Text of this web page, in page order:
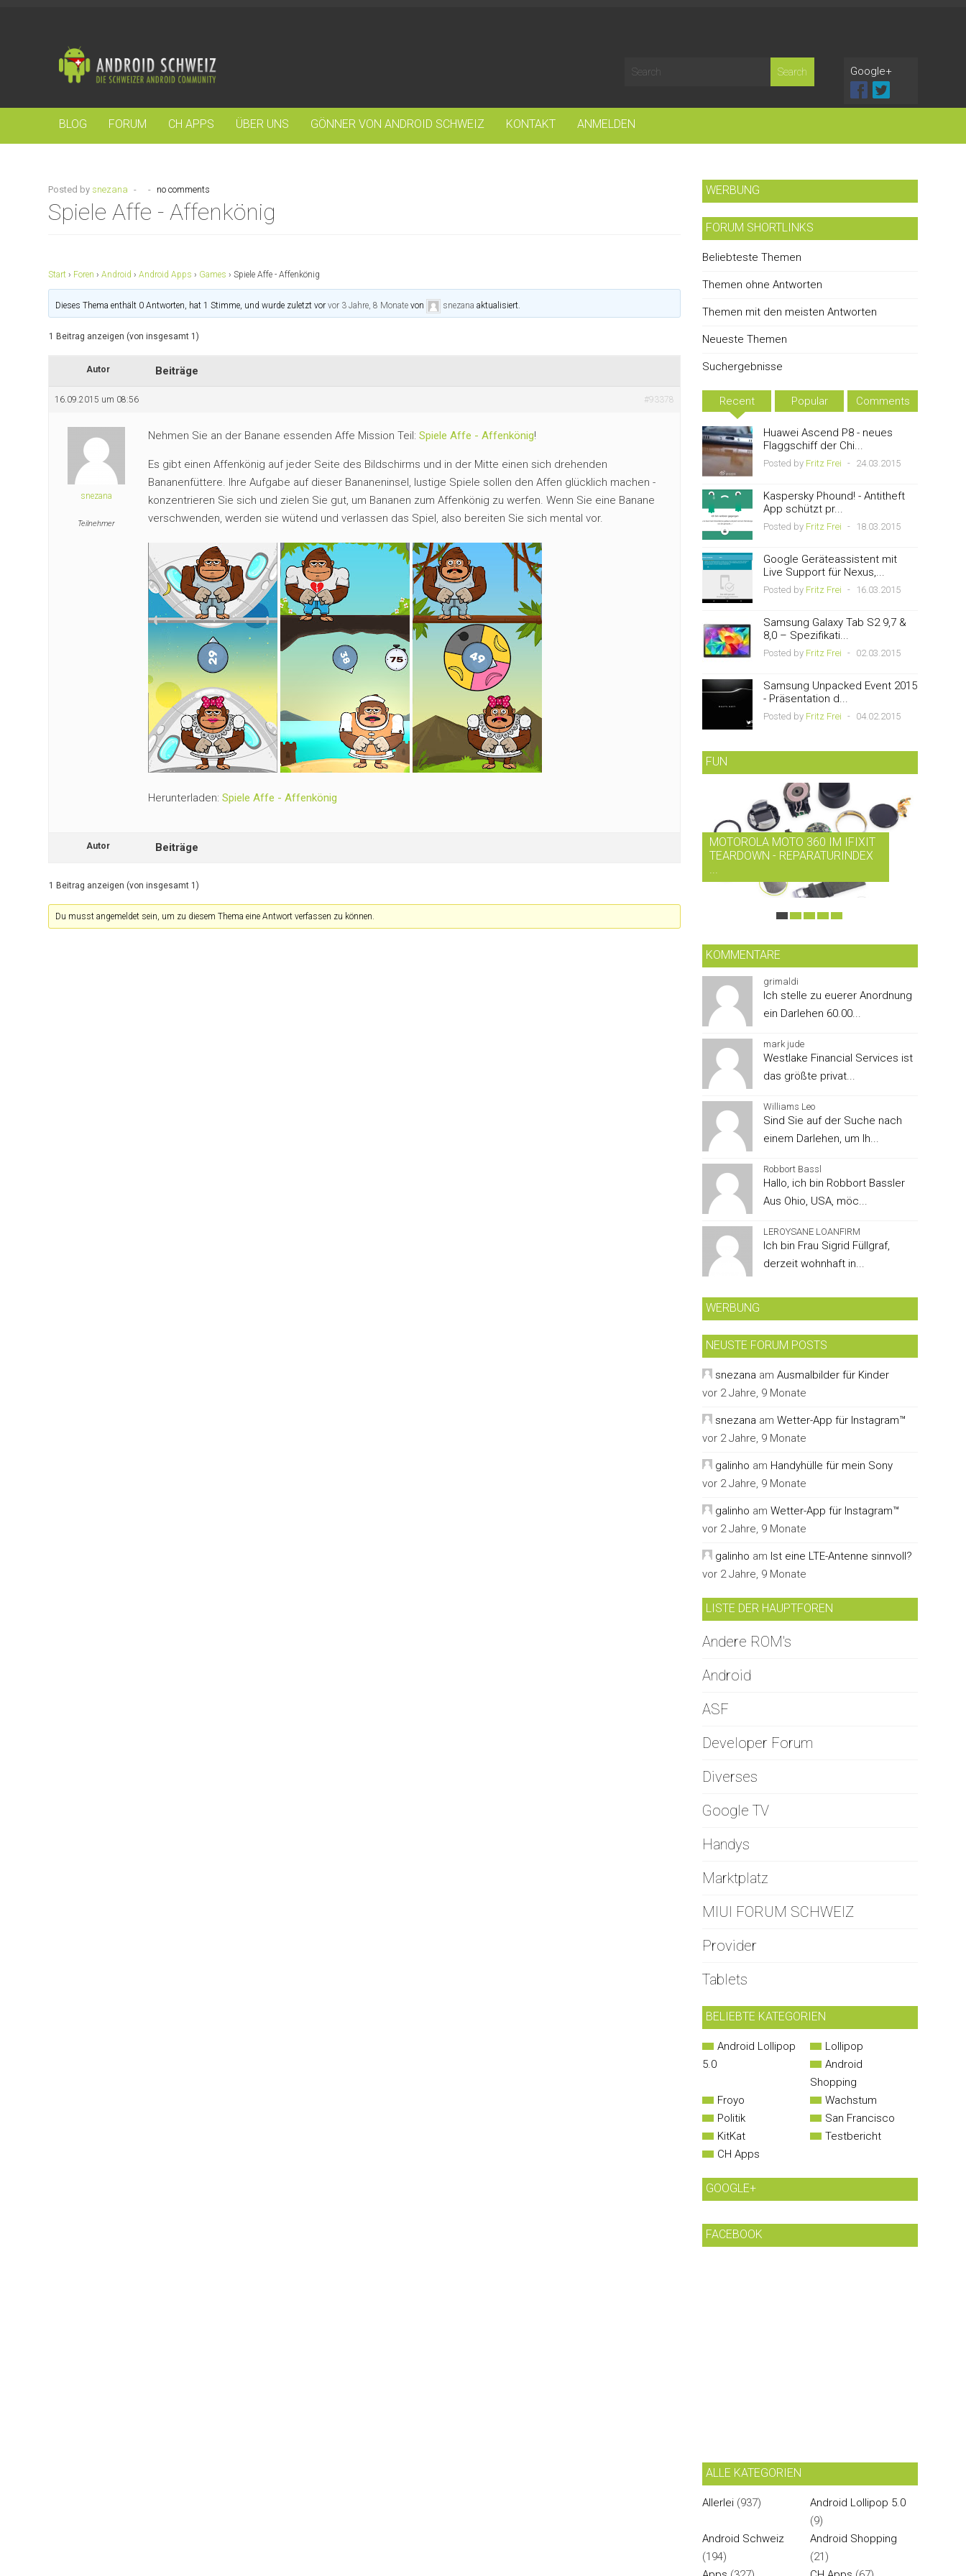
Google+
BLOG FORUM CH APPS ÜBER UNS GÖNNER VON ANDROID SCHWEIZ KONTAKT ANMELDEN
Posted by snezana - - no comments
Spiele Affe - Affenkönig
Start › Foren › Android › Android Apps › Games › Spiele Affe - Affenkönig
Dieses Thema enthält 0 Antworten, hat 1 Stimme, und wurde zuletzt vorvor 3 Jahre, 8 Monate von snezana aktualisiert.
1 Beitrag anzeigen (von insgesamt 1)
Autor Beiträge
16.09.2015 um 08:56 #93378
snezana
Teilnehmer
Nehmen Sie an der Banane essenden Affe Mission Teil: Spiele Affe - Affenkönig!
Es gibt einen Affenkönig auf jeder Seite des Bildschirms und in der Mitte einen sich drehenden
Bananenfüttere. Ihre Aufgabe auf dieser Bananeninsel, lustige Spiele sollen den Affen glücklich machen -
konzentrieren Sie sich und zielen Sie gut, um Bananen zum Affenkönig zu werfen. Wenn Sie eine Banane
verschwenden, werden sie wütend und verlassen das Spiel, also bereiten Sie sich mental vor.
Herunterladen: Spiele Affe - Affenkönig
Autor Beiträge
1 Beitrag anzeigen (von insgesamt 1)
Du musst angemeldet sein, um zu diesem Thema eine Antwort verfassen zu können.
WERBUNG
FORUM SHORTLINKS
Beliebteste Themen
Themen ohne Antworten
Themen mit den meisten Antworten
Neueste Themen
Suchergebnisse
Recent Popular Comments
Huawei Ascend P8 - neues
Flaggschiff der Chi...
Posted by Fritz Frei - 24.03.2015
Kaspersky Phound! - Antitheft
App schützt pr...
Posted by Fritz Frei - 18.03.2015
Google Geräteassistent mit
Live Support für Nexus,...
Posted by Fritz Frei - 16.03.2015
Samsung Galaxy Tab S2 9,7 &
8,0 – Spezifikati...
Posted by Fritz Frei - 02.03.2015
Samsung Unpacked Event 2015
- Präsentation d...
Posted by Fritz Frei - 04.02.2015
FUN
MOTOROLA MOTO 360 IM IFIXIT
TEARDOWN - REPARATURINDEX
...
KOMMENTARE
grimaldi
Ich stelle zu euerer Anordnung
ein Darlehen 60.00...
mark jude
Westlake Financial Services ist
das größte privat...
Williams Leo
Sind Sie auf der Suche nach
einem Darlehen, um Ih...
Robbort Bassl
Hallo, ich bin Robbort Bassler
Aus Ohio, USA, möc...
LEROYSANE LOANFIRM
Ich bin Frau Sigrid Füllgraf,
derzeit wohnhaft in...
WERBUNG
NEUSTE FORUM POSTS
snezana am Ausmalbilder für Kinder
vor 2 Jahre, 9 Monate
snezana am Wetter-App für Instagram™
vor 2 Jahre, 9 Monate
galinho am Handyhülle für mein Sony
vor 2 Jahre, 9 Monate
galinho am Wetter-App für Instagram™
vor 2 Jahre, 9 Monate
galinho am Ist eine LTE-Antenne sinnvoll?
vor 2 Jahre, 9 Monate
LISTE DER HAUPTFOREN
Andere ROM's
Android
ASF
Developer Forum
Diverses
Google TV
Handys
Marktplatz
MIUI FORUM SCHWEIZ
Provider
Tablets
BELIEBTE KATEGORIEN
Android Lollipop
5.0
Lollipop
Android
Shopping
Froyo
Wachstum
Politik
San Francisco
KitKat
Testbericht
CH Apps
GOOGLE+
FACEBOOK
ALLE KATEGORIEN
Allerlei (937)
Android Lollipop 5.0
(9)
Android Schweiz
(194)
Android Shopping
(21)